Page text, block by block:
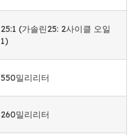
25:1 (가솔린25: 2사이클 오일
1)
550밀리리터
260밀리리터